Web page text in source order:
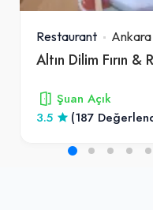
Restaurant Ankara
Altın Dilim Fırın &
Şuan Açık
3.5
(187